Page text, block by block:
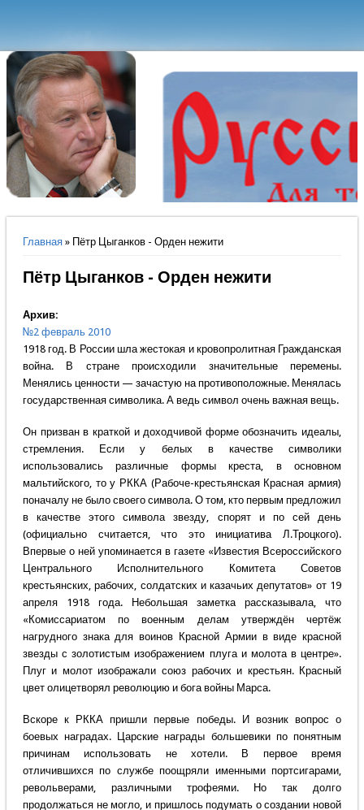
Вы здесь
Главная» Пётр Цыганков - Орден нежити
Пётр Цыганков - Орден нежити
Архив:
№2 февраль 2010
1918 год. В России шла жестокая и кровопролитная Гражданская
война. В стране происходили значительные перемены.
Менялись ценности — зачастую на противоположные. Менялась
государственная символика. А ведь символ очень важная вещь.
Он призван в краткой и доходчивой форме обозначить идеалы,
стремления. Если у белых в качестве символики
использовались различные формы креста, в основном
мальтийского, то у РККА (Рабоче-крестьянская Красная армия)
поначалу не было своего символа. О том, кто первым предложил
в качестве этого символа звезду, спорят и по сей день
(официально считается, что это инициатива Л.Троцкого).
Впервые о ней упоминается в газете «Известия Всероссийского
Центрального Исполнительного Комитета Советов
крестьянских, рабочих, солдатских и казачьих депутатов» от 19
апреля 1918 года. Небольшая заметка рассказывала, что
«Комиссариатом по военным делам утверждён чертёж
нагрудного знака для воинов Красной Армии в виде красной
звезды с золотистым изображением плуга и молота в центре».
Плуг и молот изображали союз рабочих и крестьян. Красный
цвет олицетворял революцию и бога войны Марса.
Вскоре к РККА пришли первые победы. И возник вопрос о
боевых наградах. Царские награды большевики по понятным
причинам использовать не хотели. В первое время
отличившихся по службе поощряли именными портсигарами,
револьверами, различными трофеями. Но так долго
продолжаться не могло, и пришлось подумать о создании новой